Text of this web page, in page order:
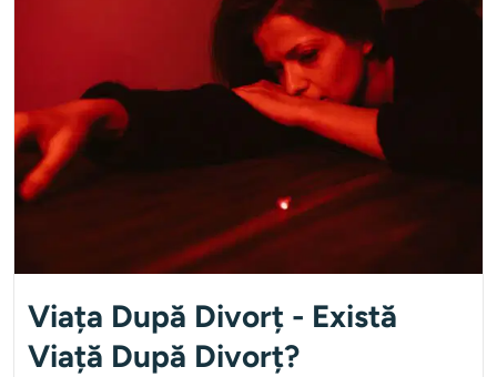
Viața După Divorț - Există
Viață După Divorț?